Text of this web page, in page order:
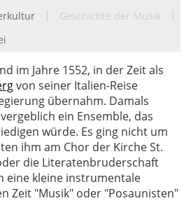
| Geschichte der Musik |
im Jahre 1552, in der Zeit als
von seiner Italien-Reise
übernahm. Damals
ein Ensemble, das
würde. Es ging nicht um
ihm am Chor der Kirche St.
die Literatenbruderschaft
eine kleine instrumentale
Zeit "Musik" oder "Posaunisten"